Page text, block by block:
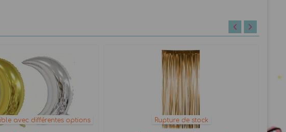
avec différentes options Rupture de stock